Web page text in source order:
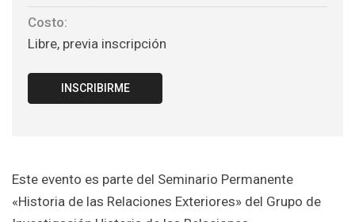
Costo:
Libre, previa inscripción
INSCRIBIRME
Este evento es parte del Seminario Permanente
«Historia de las Relaciones Exteriores» del Grupo de